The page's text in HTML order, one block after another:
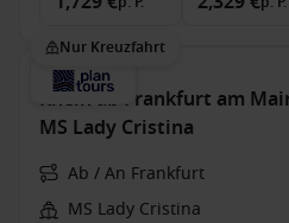
Nur Kreuzfahrt
Rhein ab Frankfurt am
MS Lady Cristina
Ab / An Frankfurt
MS Lady Cristina